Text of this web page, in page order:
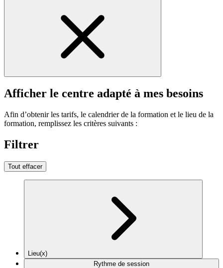
Afficher le centre adapté à mes besoins
Afin d’obtenir les tarifs, le calendrier de la formation et le lieu de la
formation, remplissez les critères suivants :
Filtrer
Tout effacer
Lieu(x)
Rythme de session